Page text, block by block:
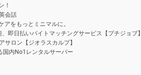
！
会話
アをもっとミニマルに。
即日払いバイトマッチングサービス【プチジョブ】
サロン【ジオラスカルプ】
国内No1レンタルサーバー